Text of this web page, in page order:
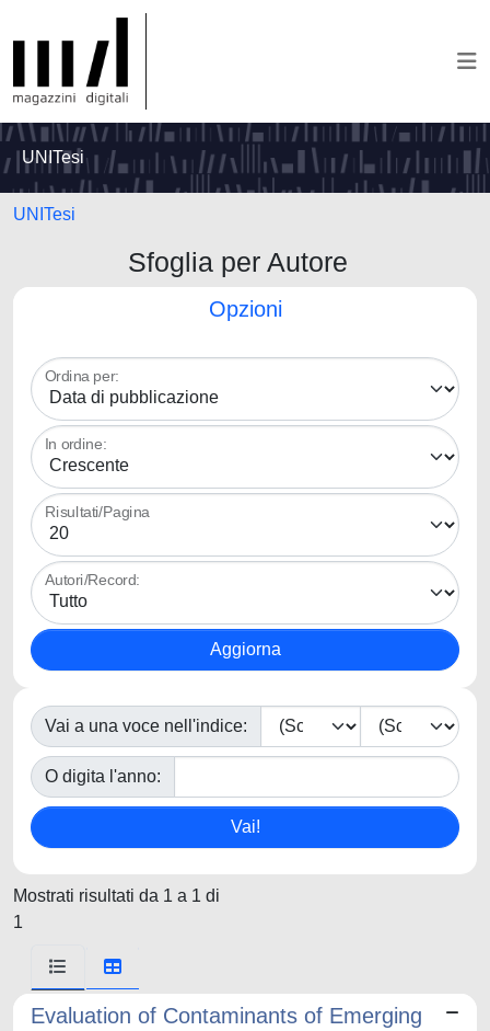
UNITesi
UNITesi
Sfoglia per Autore
Opzioni
Ordina per:
In ordine:
Risultati/Pagina
Autori/Record:
Vai a una voce nell'indice:
O digita l'anno:
Mostrati risultati da 1 a 1 di
1
Evaluation of Contaminants of Emerging